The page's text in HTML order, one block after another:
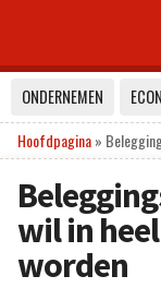
ONDERNEMEN
Hoofdpagina»
wil in
worden